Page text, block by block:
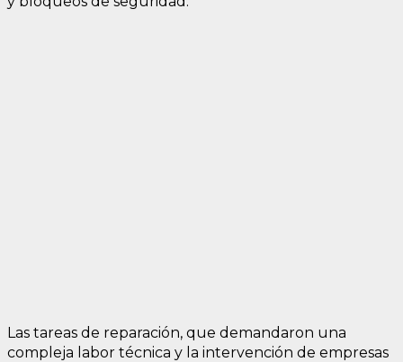
Las tareas de reparación, que demandaron una
compleja labor técnica y la intervención de empresas